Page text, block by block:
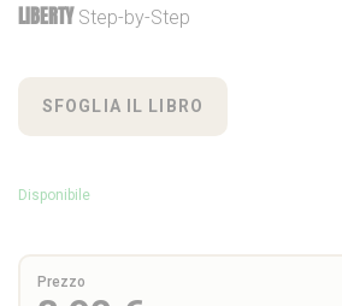
LIBERTYStep-by-Step
SFOGLIA IL LIBRO
Prezzo